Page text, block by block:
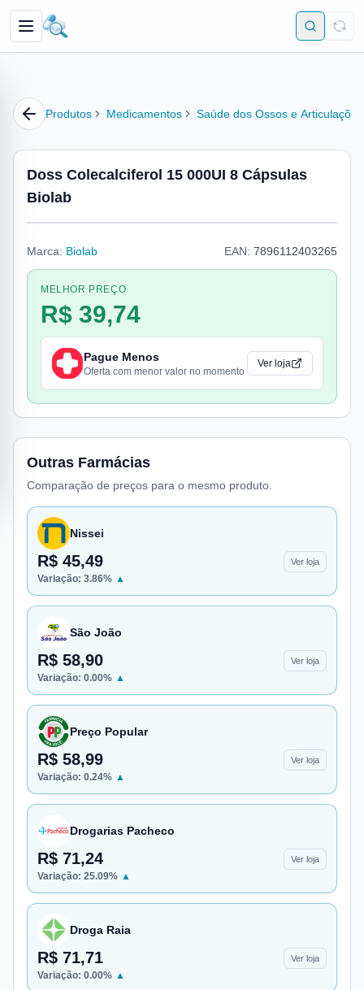
Produtos Medicamentos Saúde dos Ossos e Articulações
Doss Colecalciferol 15 000UI 8 Cápsulas
Biolab
Marca: Biolab EAN: 7896112403265
MELHOR PREÇO
R$ 39,74
Pague Menos
Oferta com menor valor no momento
Ver loja
Outras Farmácias
Comparação de preços para o mesmo produto.
Nissei
R$ 45,49 Ver loja
Variação: 3.86% ▲
São João
R$ 58,90 Ver loja
Variação: 0.00% ▲
Preço Popular
R$ 58,99 Ver loja
Variação: 0.24% ▲
Drogarias Pacheco
R$ 71,24 Ver loja
Variação: 25.09% ▲
Droga Raia
R$ 71,71 Ver loja
Variação: 0.00% ▲